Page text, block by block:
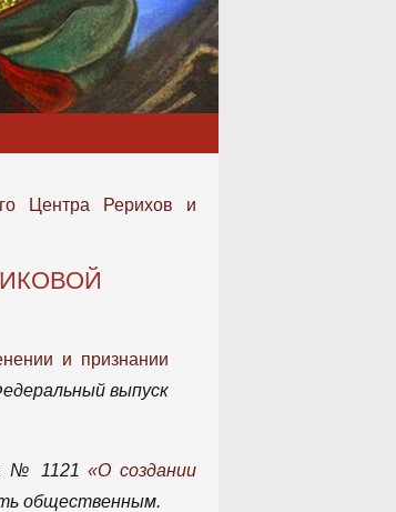
Центра Рерихов и
и признании
выпуск
№ 1121«О создании
общественным.